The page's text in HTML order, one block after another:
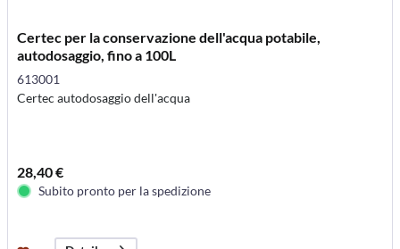
Certec per la conservazione dell'acqua potabile,
autodosaggio, fino a 100L
613001
Certec autodosaggio dell'acqua
28,40 €
Subito pronto per la spedizione